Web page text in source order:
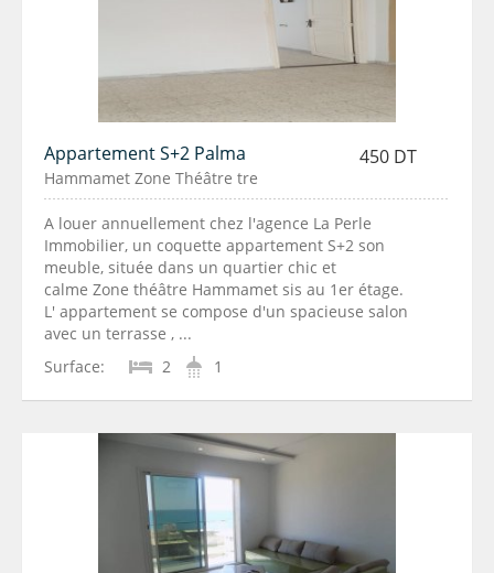
Appartement S+2 Palma 450 DT
Hammamet Zone Théâtre tre
A louer annuellement chez l'agence La Perle
Immobilier, un coquette appartement S+2 son
meuble, située dans un quartier chic et
calme Zone théâtre Hammamet sis au 1er étage.
L' appartement se compose d'un spacieuse salon
avec un terrasse , ...
Surface:
2 1